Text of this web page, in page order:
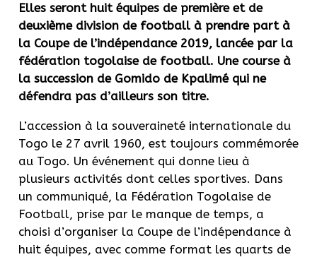
Elles seront huit équipes de première et de
deuxième division de football à prendre part à
la Coupe de l’indépendance 2019, lancée par la
fédération togolaise de football. Une course à
la succession de Gomido de Kpalimé qui ne
défendra pas d’ailleurs son titre.
L’accession à la souveraineté internationale du
Togo le 27 avril 1960, est toujours commémorée
au Togo. Un événement qui donne lieu à
plusieurs activités dont celles sportives. Dans
un communiqué, la Fédération Togolaise de
Football, prise par le manque de temps, a
choisi d’organiser la Coupe de l’indépendance à
huit équipes, avec comme format les quarts de